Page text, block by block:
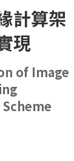
計算架
現
of Image